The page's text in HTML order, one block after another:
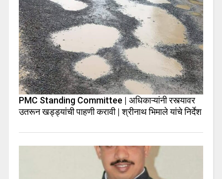
PMC Standing Committee | अधिकाऱ्यांनी रस्त्यावर
उतरून खड्ड्यांची पाहणी करावी | श्रीनाथ भिमाले यांचे निर्देश